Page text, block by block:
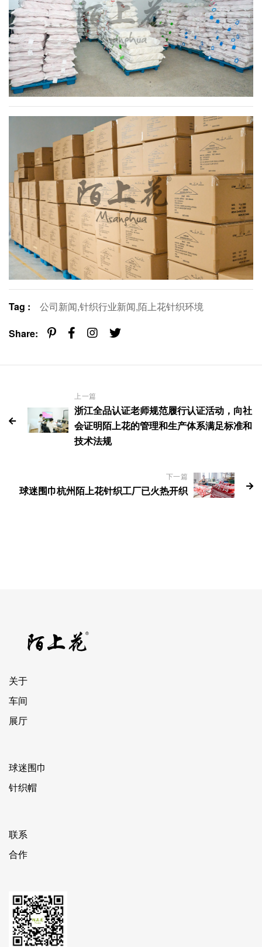
Tag : 公司新闻,针织行业新闻,陌上花针织环境
Share:
上一篇
浙江全品认证老师规范履行认证活动，向社
会证明陌上花的管理和生产体系满足标准和
技术法规
下一篇
球迷围巾杭州陌上花针织工厂已火热开织
关于
车间
展厅
球迷围巾
针织帽
联系
合作